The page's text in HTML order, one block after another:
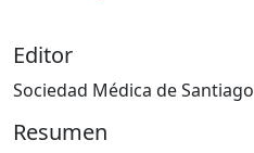
Editor
Sociedad Médica de Santiago
Resumen